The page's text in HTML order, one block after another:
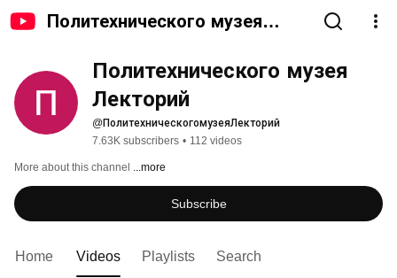
Политехнического музея
Политехнического музея
Лекторий
@ПолитехническогомузеяЛекторий
7.63K subscribers • 112 videos
More about this channel ...more
Subscribe
Home Videos Playlists Search